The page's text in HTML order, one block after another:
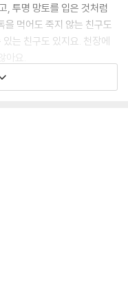
, 투명 망토를 입은 것처럼
을 먹어도 죽지 않는 친구도
는 친구도 있지요. 천장에
요.
필살기가 필요해요. 사방에
해서 싸워야 해요. 힘이 세
법도 있고, 얼룩말이 치타
바라나 보노보가 살아남는
사냥에 성공하기도 하고,
되어 조화롭게 지내기도
럼 모아 놓은 『우리만의 필
나 보세요.